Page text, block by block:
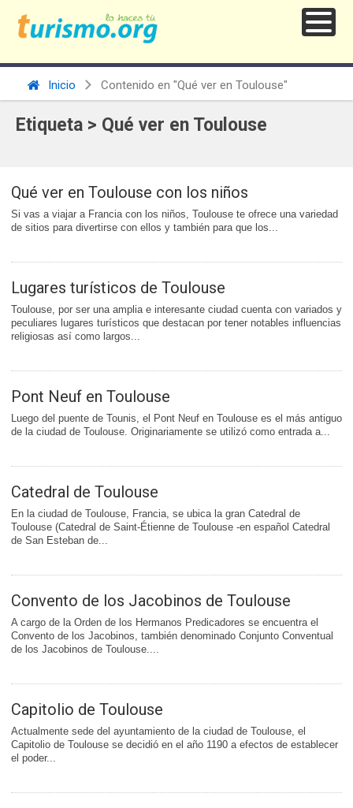
Inicio Contenido en "Qué ver en Toulouse"
Etiqueta > Qué ver en Toulouse
Qué ver en Toulouse con los niños
Si vas a viajar a Francia con los niños, Toulouse te ofrece una variedad
de sitios para divertirse con ellos y también para que los...
Lugares turísticos de Toulouse
Toulouse, por ser una amplia e interesante ciudad cuenta con variados y
peculiares lugares turísticos que destacan por tener notables influencias
religiosas así como largos...
Pont Neuf en Toulouse
Luego del puente de Tounis, el Pont Neuf en Toulouse es el más antiguo
de la ciudad de Toulouse. Originariamente se utilizó como entrada a...
Catedral de Toulouse
En la ciudad de Toulouse, Francia, se ubica la gran Catedral de
Toulouse (Catedral de Saint-Étienne de Toulouse -en español Catedral
de San Esteban de...
Convento de los Jacobinos de Toulouse
A cargo de la Orden de los Hermanos Predicadores se encuentra el
Convento de los Jacobinos, también denominado Conjunto Conventual
de los Jacobinos de Toulouse....
Capitolio de Toulouse
Actualmente sede del ayuntamiento de la ciudad de Toulouse, el
Capitolio de Toulouse se decidió en el año 1190 a efectos de establecer
el poder...